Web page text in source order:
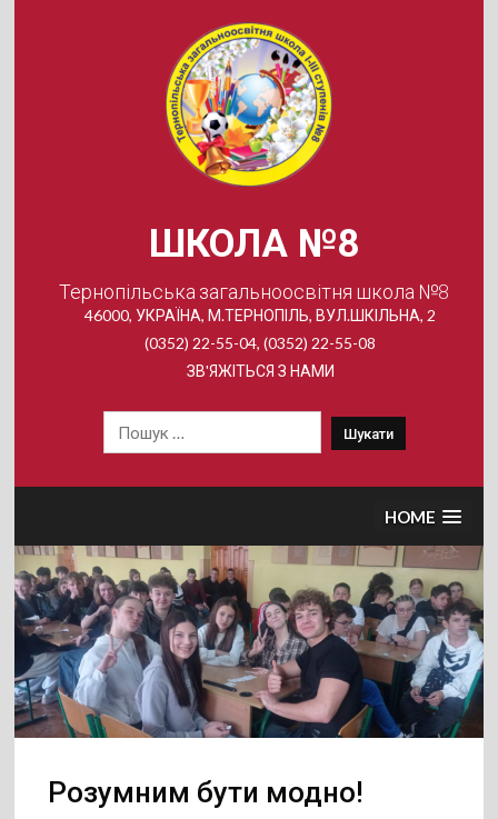
ШКОЛА №8
Тернопільська загальноосвітня школа №8
46000, УКРАЇНА, М.ТЕРНОПІЛЬ, ВУЛ.ШКІЛЬНА, 2
(0352) 22-55-04, (0352) 22-55-08
ЗВ'ЯЖІТЬСЯ З НАМИ
HOME
Розумним бути модно!